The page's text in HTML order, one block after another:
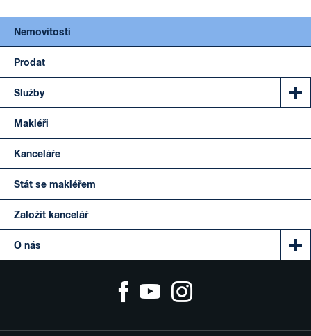
Nemovitosti
Prodat
Služby
Makléři
Kanceláře
Stát se makléřem
Založit kancelář
O nás